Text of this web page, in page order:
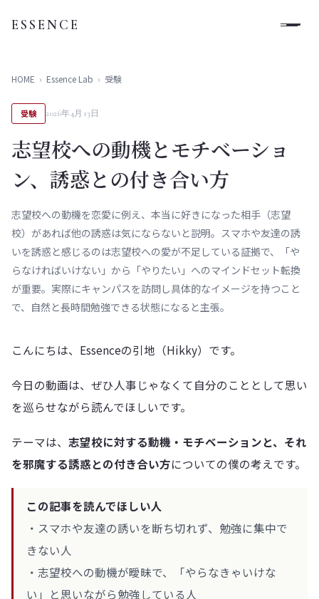
ESSENCE
HOME › Essence Lab › 受験
受験 2026年4月13日
志望校への動機とモチベーショ
ン、誘惑との付き合い方
志望校への動機を恋愛に例え、本当に好きになった相手（志望
校）があれば他の誘惑は気にならないと説明。スマホや友達の誘
いを誘惑と感じるのは志望校への愛が不足している証拠で、「や
らなければいけない」から「やりたい」へのマインドセット転換
が重要。実際にキャンパスを訪問し具体的なイメージを持つこと
で、自然と長時間勉強できる状態になると主張。
こんにちは、Essenceの引地（Hikky）です。
今日の動画は、ぜひ人事じゃなくて自分のこととして思い
を巡らせながら読んでほしいです。
テーマは、 志望校に対する動機・モチベーションと、それ
を邪魔する誘惑との付き合い方についての僕の考えです。
この記事を読んでほしい人
・スマホや友達の誘いを断ち切れず、勉強に集中で
きない人
・志望校への動機が曖昧で、「やらなきゃいけな
い」と思いながら勉強している人